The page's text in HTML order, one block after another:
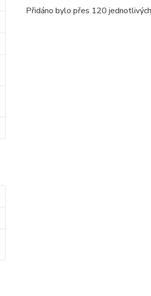
Přidáno bylo přes 120